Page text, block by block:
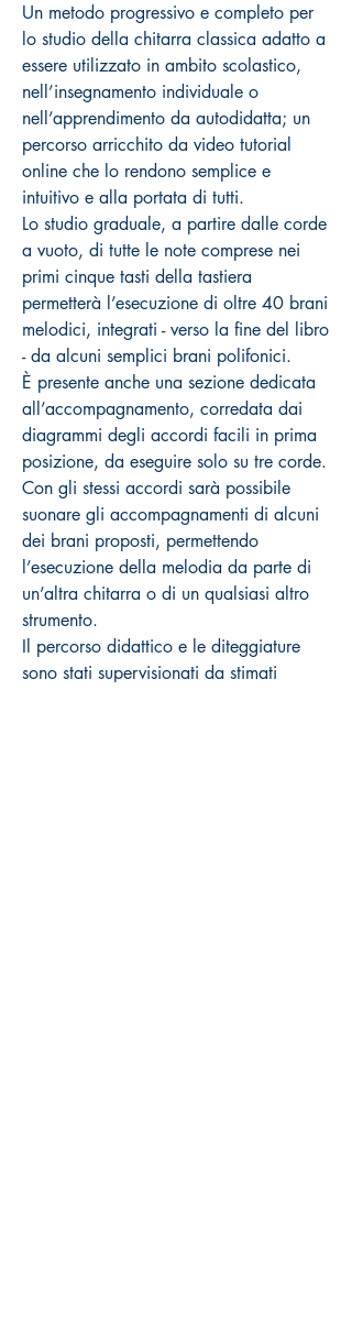
Un metodo progressivo e completo per
lo studio della chitarra classica adatto a
essere utilizzato in ambito scolastico,
nell’insegnamento individuale o
nell’apprendimento da autodidatta; un
percorso arricchito da video tutorial
online che lo rendono semplice e
intuitivo e alla portata di tutti.
Lo studio graduale, a partire dalle corde
a vuoto, di tutte le note comprese nei
primi cinque tasti della tastiera
permetterà l’esecuzione di oltre 40 brani
melodici, integrati - verso la fine del libro
- da alcuni semplici brani polifonici.
È presente anche una sezione dedicata
all’accompagnamento, corredata dai
diagrammi degli accordi facili in prima
posizione, da eseguire solo su tre corde.
Con gli stessi accordi sarà possibile
suonare gli accompagnamenti di alcuni
dei brani proposti, permettendo
l’esecuzione della melodia da parte di
un’altra chitarra o di un qualsiasi altro
strumento.
Il percorso didattico e le diteggiature
sono stati supervisionati da stimati